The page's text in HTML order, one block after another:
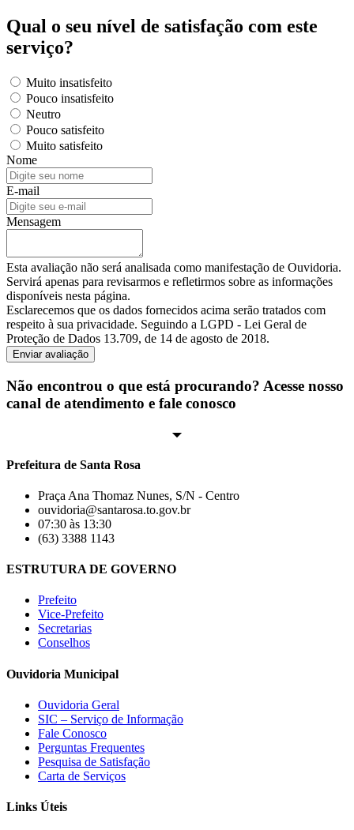
Qual o seu nível de satisfação com este
serviço?
Muito insatisfeito
Pouco insatisfeito
Neutro
Pouco satisfeito
Muito satisfeito
Nome
E-mail
Mensagem
Esta avaliação não será analisada como manifestação de Ouvidoria.
Servirá apenas para revisarmos e refletirmos sobre as informações
disponíveis nesta página.
Esclarecemos que os dados fornecidos acima serão tratados com
respeito à sua privacidade. Seguindo a LGPD - Lei Geral de
Proteção de Dados 13.709, de 14 de agosto de 2018.
Enviar avaliação
Não encontrou o que está procurando? Acesse nosso
canal de atendimento e fale conosco
Prefeitura de Santa Rosa
Praça Ana Thomaz Nunes, S/N - Centro
ouvidoria@santarosa.to.gov.br
07:30 às 13:30
(63) 3388 1143
ESTRUTURA DE GOVERNO
Prefeito
Vice-Prefeito
Secretarias
Conselhos
Ouvidoria Municipal
Ouvidoria Geral
SIC – Serviço de Informação
Fale Conosco
Perguntas Frequentes
Pesquisa de Satisfação
Carta de Serviços
Links Úteis